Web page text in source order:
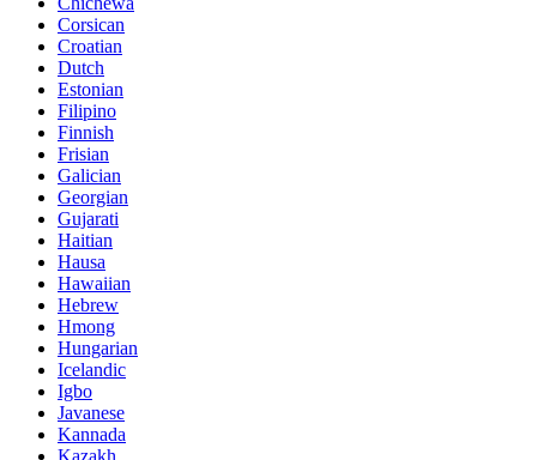
Corsican
Croatian
Dutch
Estonian
Filipino
Finnish
Frisian
Galician
Georgian
Gujarati
Haitian
Hausa
Hawaiian
Hebrew
Hmong
Hungarian
Icelandic
Igbo
Javanese
Kannada
Kazakh